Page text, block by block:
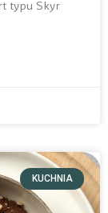
typu Skyr
KUCHNIA